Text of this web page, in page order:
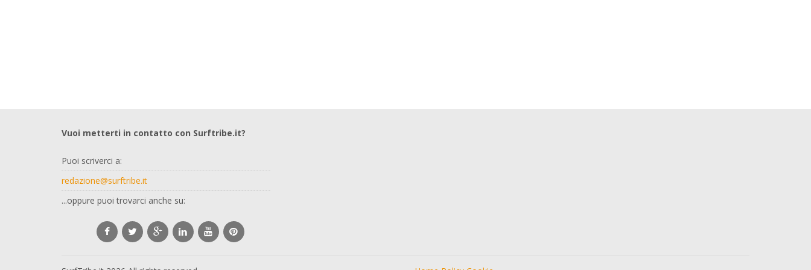
Vuoi metterti in contatto con Surftribe.it?
Puoi scriverci a:
redazione@surftribe.it
...oppure puoi trovarci anche su: